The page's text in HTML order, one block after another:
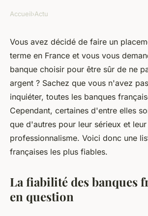
Quelles sont les
françaises les plus
armand •19 octobre 2022•4 min de
Accueil›Actu
Vous avez décidé de faire un
terme en France et vous vous
banque choisir pour être sûr de ne
argent ? Sachez que vous n'avez
inquiéter, toutes les banques
Cependant, certaines d'entre elles
que d'autres pour leur sérieux et leur
professionnalisme. Voici donc une
françaises les plus fiables.
La fiabilité des banques
en question